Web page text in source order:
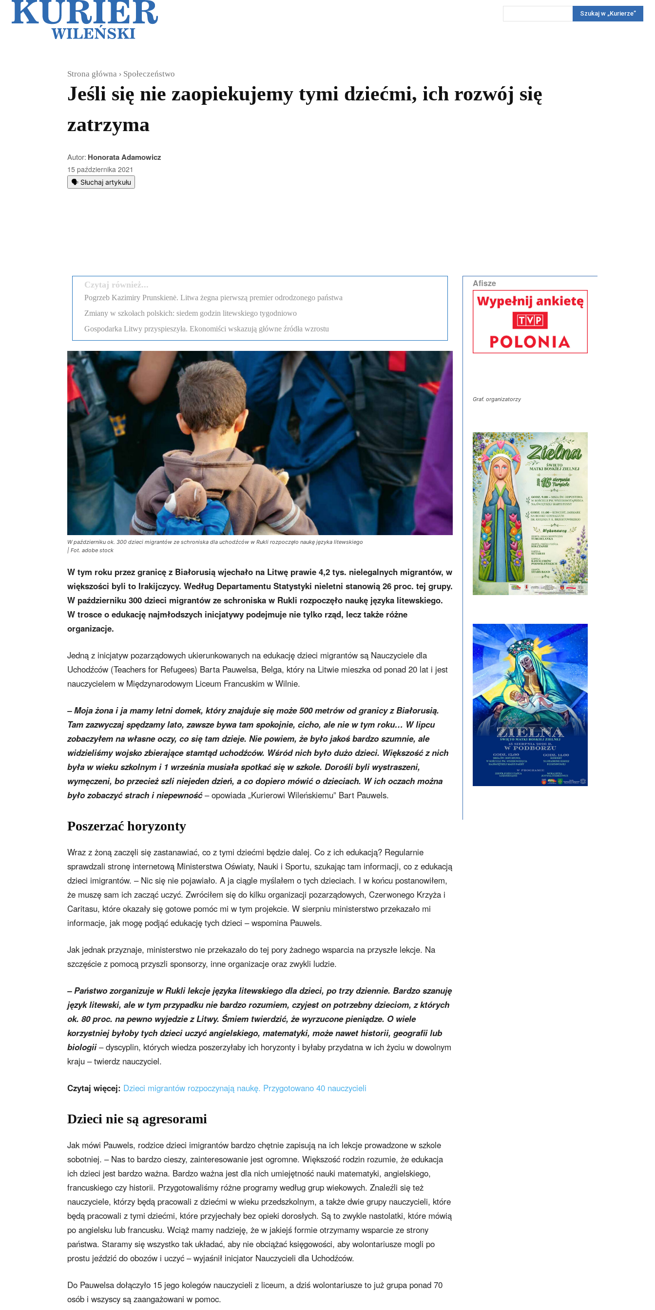
Reportaż KonkursyWięcej
Szukaj w „Kurierze”
Strona główna Społeczeństwo
Jeśli się nie zaopiekujemy tymi dziećmi, ich rozwój się
zatrzyma
Autor: Honorata Adamowicz
15 października 2021
🗣️ Słuchaj artykułu
Czytaj również...
Pogrzeb Kazimiry Prunskienė. Litwa żegna pierwszą premier odrodzonego państwa
Zmiany w szkołach polskich: siedem godzin litewskiego tygodniowo
Gospodarka Litwy przyspieszyła. Ekonomiści wskazują główne źródła wzrostu
W październiku ok. 300 dzieci migrantów ze schroniska dla uchodźców w Rukli rozpoczęło naukę języka litewskiego
| Fot. adobe stock
W tym roku przez granicę z Białorusią wjechało na Litwę prawie 4,2 tys. nielegalnych migrantów, w
większości byli to Irakijczycy. Według Departamentu Statystyki nieletni stanowią 26 proc. tej grupy.
W październiku 300 dzieci migrantów ze schroniska w Rukli rozpoczęło naukę języka litewskiego.
W trosce o edukację najmłodszych inicjatywy podejmuje nie tylko rząd, lecz także różne
organizacje.
Jedną z inicjatyw pozarządowych ukierunkowanych na edukację dzieci migrantów są Nauczyciele dla
Uchodźców (Teachers for Refugees) Barta Pauwelsa, Belga, który na Litwie mieszka od ponad 20 lat i jest
nauczycielem w Międzynarodowym Liceum Francuskim w Wilnie.
– Moja żona i ja mamy letni domek, który znajduje się może 500 metrów od granicy z Białorusią.
Tam zazwyczaj spędzamy lato, zawsze bywa tam spokojnie, cicho, ale nie w tym roku… W lipcu
zobaczyłem na własne oczy, co się tam dzieje. Nie powiem, że było jakoś bardzo szumnie, ale
widzieliśmy wojsko zbierające stamtąd uchodźców. Wśród nich było dużo dzieci. Większość z nich
była w wieku szkolnym i 1 września musiała spotkać się w szkole. Dorośli byli wystraszeni,
wymęczeni, bo przecież szli niejeden dzień, a co dopiero mówić o dzieciach. W ich oczach można
było zobaczyć strach i niepewność– opowiada „Kurierowi Wileńskiemu” Bart Pauwels.
Poszerzać horyzonty
Wraz z żoną zaczęli się zastanawiać, co z tymi dziećmi będzie dalej. Co z ich edukacją? Regularnie
sprawdzali stronę internetową Ministerstwa Oświaty, Nauki i Sportu, szukając tam informacji, co z edukacją
dzieci imigrantów. – Nic się nie pojawiało. A ja ciągle myślałem o tych dzieciach. I w końcu postanowiłem,
że muszę sam ich zacząć uczyć. Zwróciłem się do kilku organizacji pozarządowych, Czerwonego Krzyża i
Caritasu, które okazały się gotowe pomóc mi w tym projekcie. W sierpniu ministerstwo przekazało mi
informacje, jak mogę podjąć edukację tych dzieci – wspomina Pauwels.
Jak jednak przyznaje, ministerstwo nie przekazało do tej pory żadnego wsparcia na przyszłe lekcje. Na
szczęście z pomocą przyszli sponsorzy, inne organizacje oraz zwykli ludzie.
– Państwo zorganizuje w Rukli lekcje języka litewskiego dla dzieci, po trzy dziennie. Bardzo szanuję
język litewski, ale w tym przypadku nie bardzo rozumiem, czyjest on potrzebny dzieciom, z których
ok. 80 proc. na pewno wyjedzie z Litwy. Śmiem twierdzić, że wyrzucone pieniądze. O wiele
korzystniej byłoby tych dzieci uczyć angielskiego, matematyki, może nawet historii, geografii lub
biologii– dyscyplin, których wiedza poszerzyłaby ich horyzonty i byłaby przydatna w ich życiu w dowolnym
kraju – twierdz nauczyciel.
Czytaj więcej: Dzieci migrantów rozpoczynają naukę. Przygotowano 40 nauczycieli
Dzieci nie są agresorami
Jak mówi Pauwels, rodzice dzieci imigrantów bardzo chętnie zapisują na ich lekcje prowadzone w szkole
sobotniej. – Nas to bardzo cieszy, zainteresowanie jest ogromne. Większość rodzin rozumie, że edukacja
ich dzieci jest bardzo ważna. Bardzo ważna jest dla nich umiejętność nauki matematyki, angielskiego,
francuskiego czy historii. Przygotowaliśmy różne programy według grup wiekowych. Znaleźli się też
nauczyciele, którzy będą pracowali z dziećmi w wieku przedszkolnym, a także dwie grupy nauczycieli, które
będą pracowali z tymi dziećmi, które przyjechały bez opieki dorosłych. Są to zwykle nastolatki, które mówią
po angielsku lub francusku. Wciąż mamy nadzieję, że w jakiejś formie otrzymamy wsparcie ze strony
państwa. Staramy się wszystko tak układać, aby nie obciążać księgowości, aby wolontariusze mogli po
prostu jeździć do obozów i uczyć – wyjaśnił inicjator Nauczycieli dla Uchodźców.
Do Pauwelsa dołączyło 15 jego kolegów nauczycieli z liceum, a dziś wolontariusze to już grupa ponad 70
osób i wszyscy są zaangażowani w pomoc.
Afisze
Graf. organizatorzy